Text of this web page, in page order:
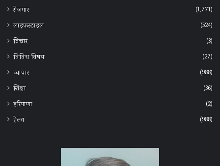
रोजगार
(1,771)
लाइफस्टाइल
(524)
विचार
(3)
विविध विषय
(27)
व्यापार
(988)
शिक्षा
(36)
हरियाणा
(2)
हेल्‍थ
(988)